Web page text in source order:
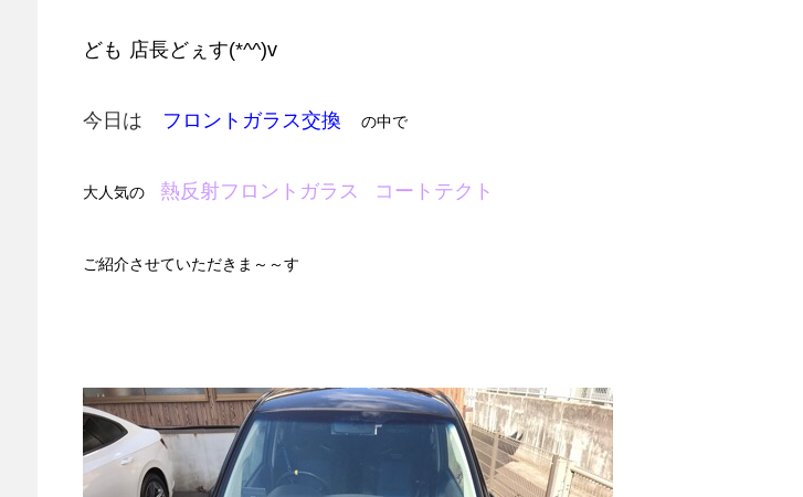
ども 店長どぇす(*^^)v
今日は フロントガラス交換 の中で
大人気の 熱反射フロントガラス コートテクト
ご紹介させていただきま～～す